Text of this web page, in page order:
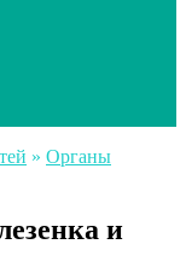
» Органы
и